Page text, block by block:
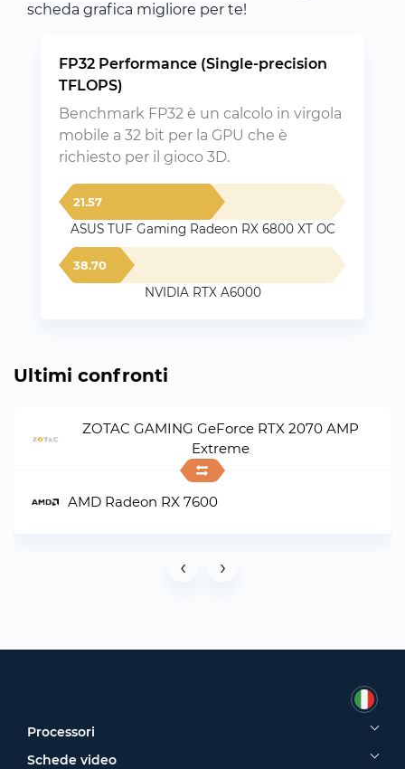
scheda grafica migliore per te!
FP32 Performance (Single-precision
TFLOPS)
Benchmark FP32 è un calcolo in virgola
mobile a 32 bit per la GPU che è
richiesto per il gioco 3D.
21.57
ASUS TUF Gaming Radeon RX 6800 XT OC
38.70
NVIDIA RTX A6000
Ultimi confronti
ZOTAC GAMING GeForce RTX 2070 AMP
Extreme
AMD Radeon RX 7600
‹ ›
Processori
Schede video